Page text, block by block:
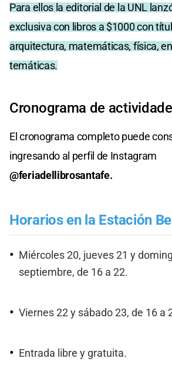
Para ellos la editorial de la UNL
exclusiva con libros a $1000 con
arquitectura, matemáticas, física,
temáticas.
Cronograma de
El cronograma completo puede
ingresando al perfil de Instagram
@feriadellibrosantafe.
Horarios en la Estación
Miércoles 20, jueves 21 y
septiembre, de 16 a 22.
Viernes 22 y sábado 23, de 16 a
Entrada libre y gratuita.